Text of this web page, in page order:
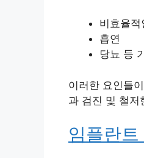
비효율적
흡연
당뇨 등
이러한 요인들
과 검진 및 철저
임플란트